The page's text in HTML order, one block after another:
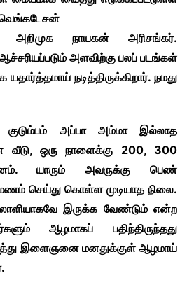
நாயகன் அரிசங்கர்.
அளவிற்கு பலப் படங்கள்
யதார்த்தமாய் நடித்திருக்கிறார். நமது
குடும்பம் அப்பா அம்மா இல்லாத
வீடு, ஒரு நாளைக்கு 200, 300
யாரும் அவருக்கு பெண்
செய்து கொள்ள முடியாத நிலை.
இருக்க வேண்டும் என்ற
ஆழமாகப் பதிந்திருந்தது
இளைஞனை மனதுக்குள் ஆழமாய்